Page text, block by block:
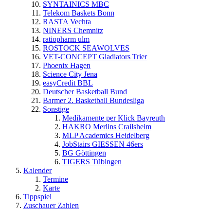
SYNTAINICS MBC
Telekom Baskets Bonn
RASTA Vechta
NINERS Chemnitz
ratiopharm ulm
ROSTOCK SEAWOLVES
VET-CONCEPT Gladiators Trier
Phoenix Hagen
Science City Jena
easyCredit BBL
Deutscher Basketball Bund
Barmer 2. Basketball Bundesliga
Sonstige
Medikamente per Klick Bayreuth
HAKRO Merlins Crailsheim
MLP Academics Heidelberg
JobStairs GIESSEN 46ers
BG Göttingen
TIGERS Tübingen
Kalender
Termine
Karte
Tippspiel
Zuschauer Zahlen